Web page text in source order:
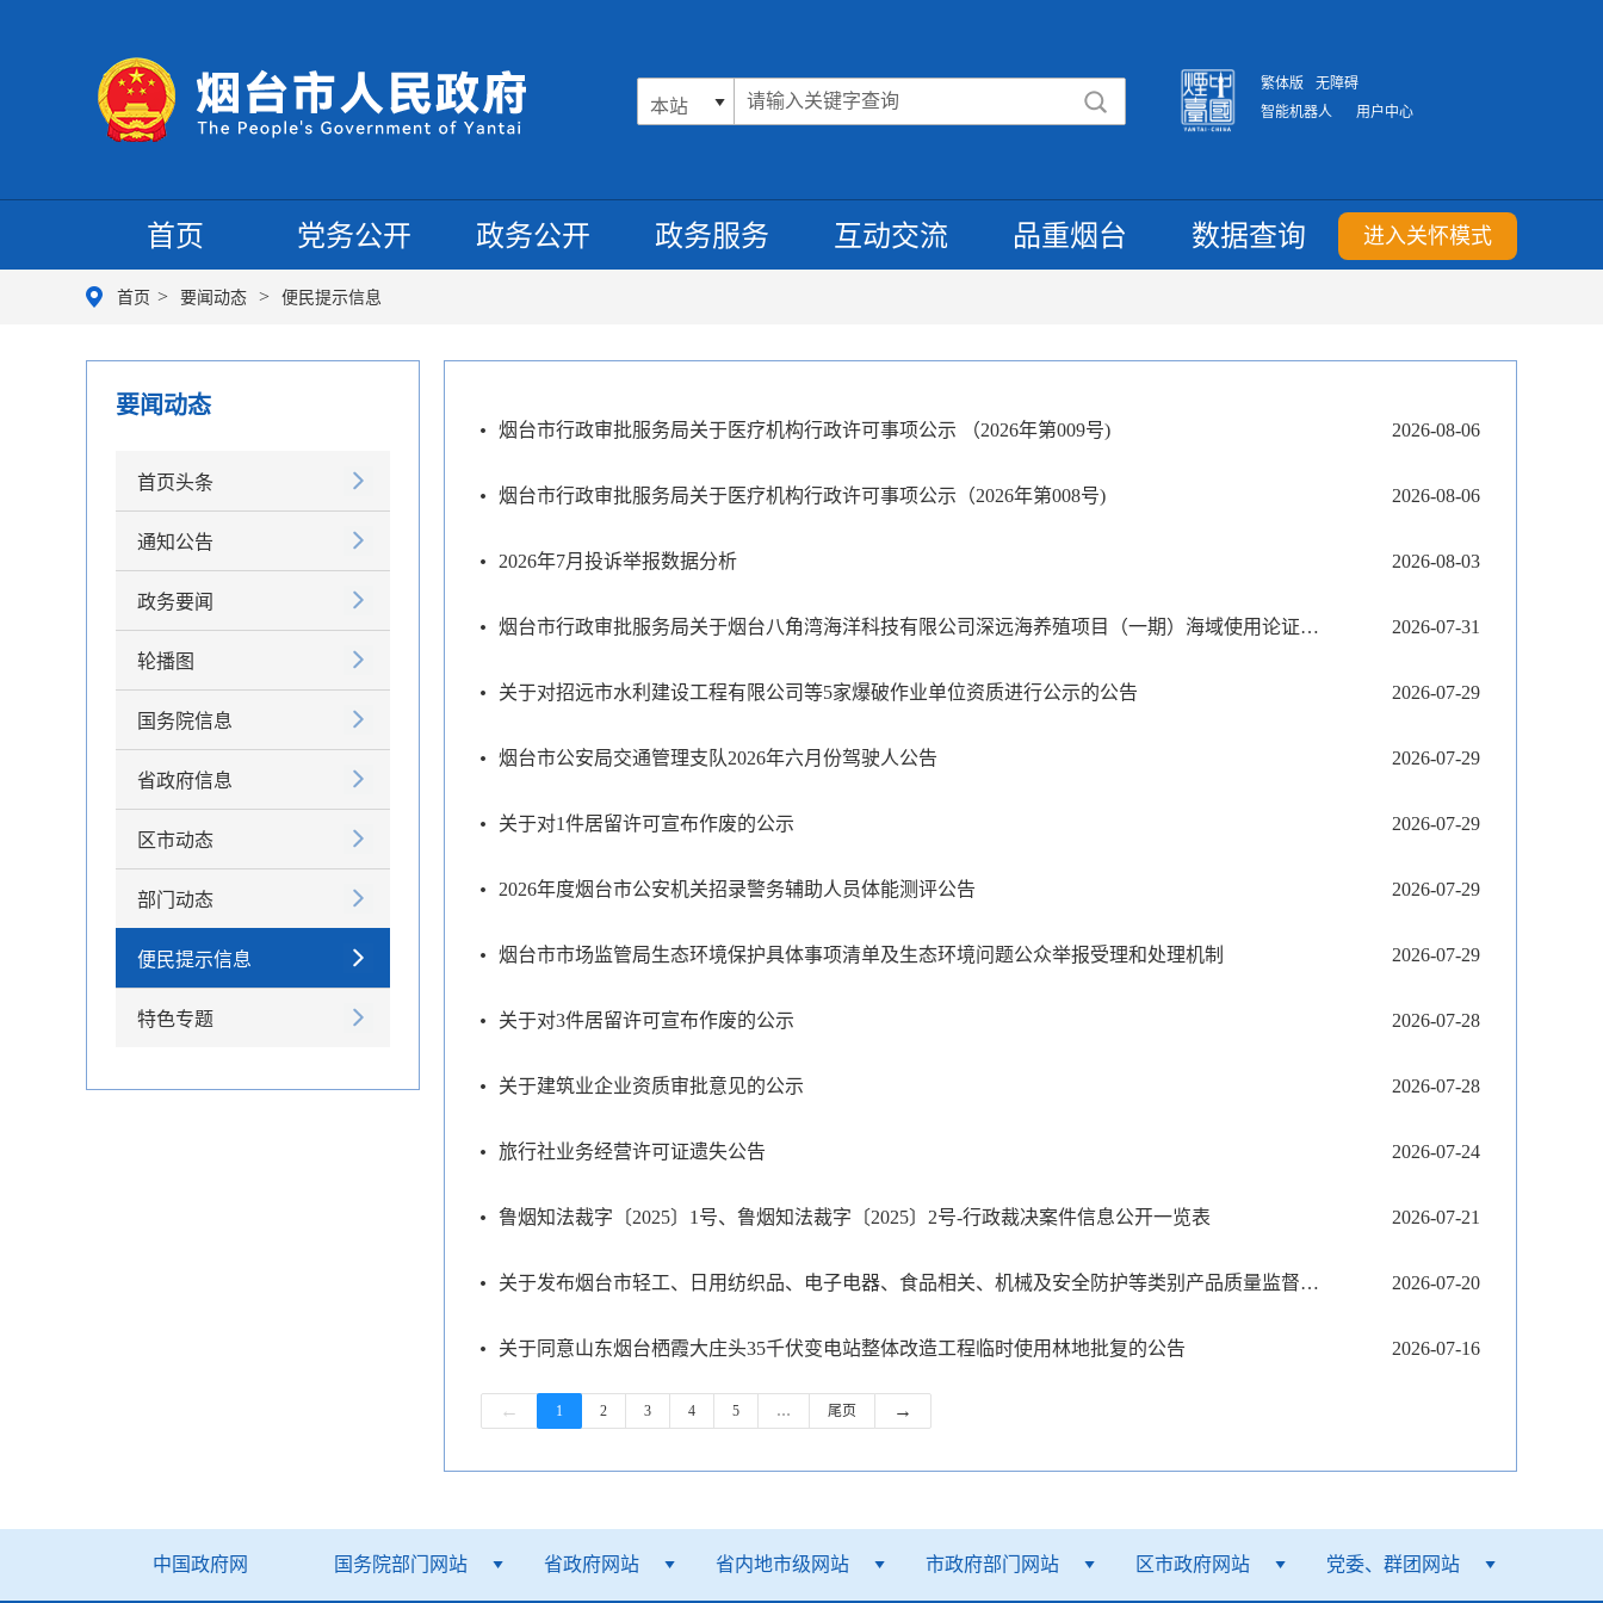
繁体版
无障碍
智能机器人
用户中心
首页 党务公开 政务公开 政务服务 互动交流 品重烟台 数据查询 进入关怀模式
首页 > 要闻动态 > 便民提示信息
要闻动态
首页头条
通知公告
政务要闻
轮播图
国务院信息
省政府信息
区市动态
部门动态
便民提示信息
特色专题
烟台市行政审批服务局关于医疗机构行政许可事项公示 （2026年第009号) 2026-08-06
烟台市行政审批服务局关于医疗机构行政许可事项公示（2026年第008号) 2026-08-06
2026年7月投诉举报数据分析 2026-08-03
烟台市行政审批服务局关于烟台八角湾海洋科技有限公司深远海养殖项目（一期）海域使用论证报告的公示 2026-07-31
关于对招远市水利建设工程有限公司等5家爆破作业单位资质进行公示的公告 2026-07-29
烟台市公安局交通管理支队2026年六月份驾驶人公告 2026-07-29
关于对1件居留许可宣布作废的公示 2026-07-29
2026年度烟台市公安机关招录警务辅助人员体能测评公告 2026-07-29
烟台市市场监管局生态环境保护具体事项清单及生态环境问题公众举报受理和处理机制 2026-07-29
关于对3件居留许可宣布作废的公示 2026-07-28
关于建筑业企业资质审批意见的公示 2026-07-28
旅行社业务经营许可证遗失公告 2026-07-24
鲁烟知法裁字〔2025〕1号、鲁烟知法裁字〔2025〕2号-行政裁决案件信息公开一览表 2026-07-21
关于发布烟台市轻工、日用纺织品、电子电器、食品相关、机械及安全防护等类别产品质量监督抽查实施细则（2026年版）的通告 2026-07-20
关于同意山东烟台栖霞大庄头35千伏变电站整体改造工程临时使用林地批复的公告 2026-07-16
← 1 2 3 4 5 … 尾页 →
中国政府网 国务院部门网站 省政府网站 省内地市级网站 市政府部门网站 区市政府网站 党委、群团网站